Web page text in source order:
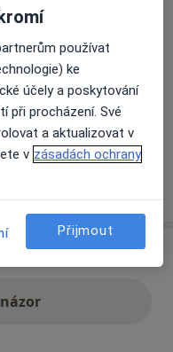
není aktivní
na pojišťovnu
používat
ke
účely a poskytování
při procházení. Své
a aktualizovat v
v zásadách ochrany
Přijmout